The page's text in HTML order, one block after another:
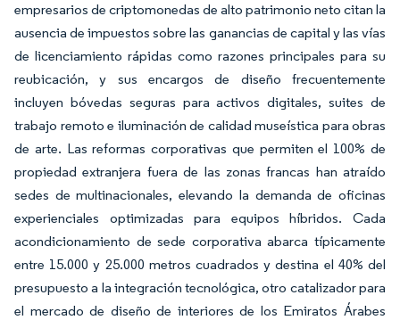
empresarios de criptomonedas de alto patrimonio neto citan la
ausencia de impuestos sobre las ganancias de capital y las vías
de licenciamiento rápidas como razones principales para su
reubicación, y sus encargos de diseño frecuentemente
incluyen bóvedas seguras para activos digitales, suites de
trabajo remoto e iluminación de calidad museística para obras
de arte. Las reformas corporativas que permiten el 100% de
propiedad extranjera fuera de las zonas francas han atraído
sedes de multinacionales, elevando la demanda de oficinas
experienciales optimizadas para equipos híbridos. Cada
acondicionamiento de sede corporativa abarca típicamente
entre 15.000 y 25.000 metros cuadrados y destina el 40% del
presupuesto a la integración tecnológica, otro catalizador para
el mercado de diseño de interiores de los Emiratos Árabes